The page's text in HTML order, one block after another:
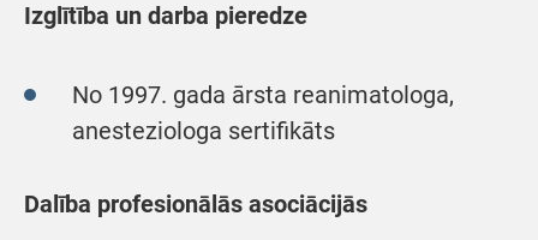
Izglītība un darba pieredze
No 1997. gada ārsta reanimatologa,
anesteziologa sertifikāts
Dalība profesionālās asociācijās